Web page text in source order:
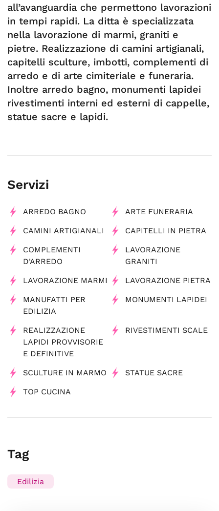
all’avanguardia che permettono lavorazioni
in tempi rapidi. La ditta è specializzata
nella lavorazione di marmi, graniti e
pietre. Realizzazione di camini artigianali,
capitelli sculture, imbotti, complementi di
arredo e di arte cimiteriale e funeraria.
Inoltre arredo bagno, monumenti lapidei
rivestimenti interni ed esterni di cappelle,
statue sacre e lapidi.
Servizi
ARREDO BAGNO ARTE FUNERARIA
CAMINI ARTIGIANALI CAPITELLI IN PIETRA
COMPLEMENTI
D'ARREDO
LAVORAZIONE
GRANITI
LAVORAZIONE MARMI LAVORAZIONE PIETRA
MANUFATTI PER
EDILIZIA
MONUMENTI LAPIDEI
REALIZZAZIONE
LAPIDI PROVVISORIE
E DEFINITIVE
RIVESTIMENTI SCALE
SCULTURE IN MARMO STATUE SACRE
TOP CUCINA
Tag
Edilizia